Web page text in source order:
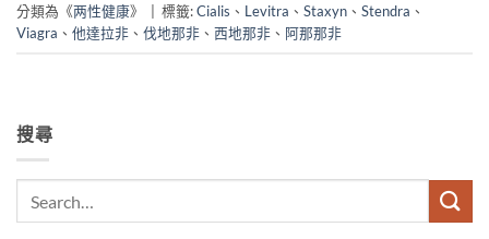
分類為《两性健康》 標籤:Cialis 、 Levitra 、 Staxyn 、 Stendra 、
Viagra 、 他達拉非 、 伐地那非 、 西地那非 、 阿那那非
搜尋